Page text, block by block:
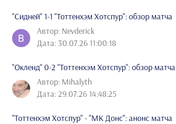
"Сидней" 1-1 "Тоттенхэм Хотспур": обзор матча
Автор: Nevderick
Дата: 30.07.26 11:00:18
"Окленд" 0-2 "Тоттенхэм Хотспур": обзор матча
Автор: Mihalyth
Дата: 29.07.26 14:48:25
"Тоттенхэм Хотспур" - "МК Донс": анонс матча